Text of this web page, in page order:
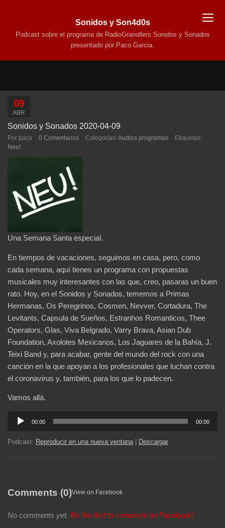
Sonidos y Son4d0s
Podcast sobre el programa de RadioGranollers Sonidos y Sonados
presentado por Paco Garcia.
09
ABR
Sonidos y Sonados 2020-04-09
Por paco 0 Comentarios Categorías: Audios programas
Etiquetas:
Neu!
Una Semana Santa especial.
En tiempos de vacaciones, seguimos en casa, pero, como
cada semana, aquí tienes un programa con propuestas
musicales muy interesantes con las que, creo, pasaras un buen
rato. Hoy, en el Sonidos y Sonados, tememos a Primas
Hermanas, Os Peregrinos, Cosmen, Nevver, Cortadura, The
Levitants, Capsula de Sueños, Estranhos Romanticos, Thee
Operators, Glas, Viva Belgrado, Varry Brava, Asian Dub
Foundation, Axolotes Mexicanos, Los Jaguares de la Bahía, J.
Teixi Band y, para acabar, gente del mundo del rock con una
canción en la que apoyan a los profesionales que luchan contra
el coronavirus y, también, para los que lo padecen.
Vamos allá.
Reproductor
audio
00:00 00:00
Podcast: Reproducir en una nueva ventana | Descargar
Comments (0)View on Facebook
No comments yet. Be the first to comment on Facebook!